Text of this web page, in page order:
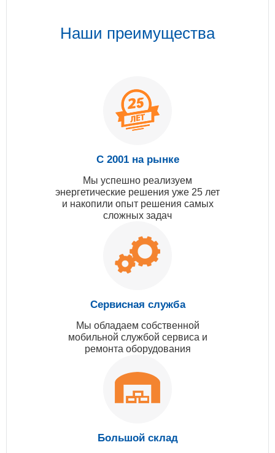
Наши преимущества
С 2001 на рынке
Мы успешно реализуем
энергетические решения уже 25 лет
и накопили опыт решения самых
сложных задач
Сервисная служба
Мы обладаем собственной
мобильной службой сервиса и
ремонта оборудования
Большой склад